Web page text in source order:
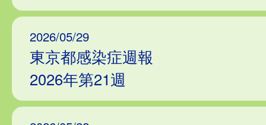
2026/05/29
東京都感染症週報
2026年第21週